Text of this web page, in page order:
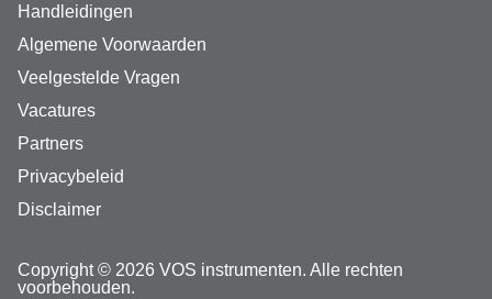
Handleidingen
Algemene Voorwaarden
Veelgestelde Vragen
Vacatures
Partners
Privacybeleid
Disclaimer
Copyright © 2026 VOS instrumenten. Alle rechten
voorbehouden.